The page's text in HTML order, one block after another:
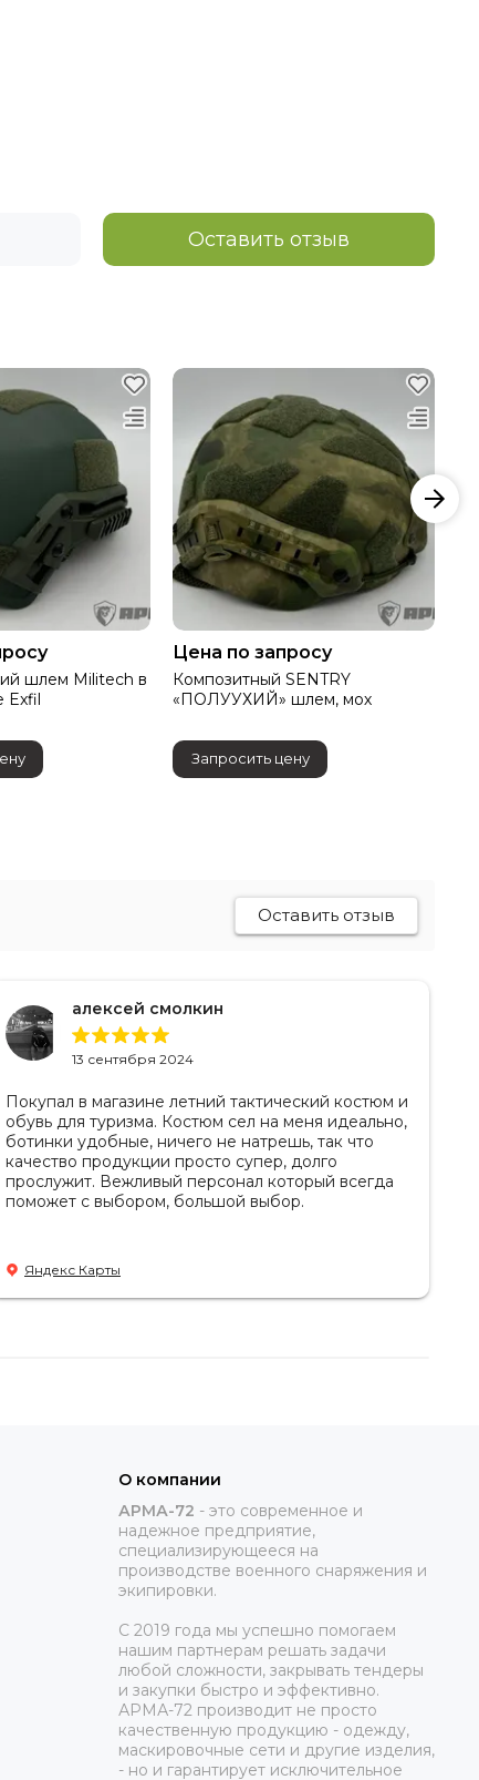
Оставить отзыв
шлем Militech в
Exfil
Цена по запросу
Композитный SENTRY
«ПОЛУУХИЙ» шлем, мох
Запросить цену
Оставить отзыв
алексей смолкин
13 сентября 2024
Покупал в магазине летний тактический костюм и
обувь для туризма. Костюм сел на меня идеально,
ботинки удобные, ничего не натрешь, так что
качество продукции просто супер, долго
прослужит. Вежливый персонал который всегда
поможет с выбором, большой выбор.
Яндекс Карты
О компании
АРМА-72 - это современное и
надежное предприятие,
специализирующееся на
производстве военного снаряжения и
экипировки.
С 2019 года мы успешно помогаем
нашим партнерам решать задачи
любой сложности, закрывать тендеры
и закупки быстро и эффективно.
АРМА-72 производит не просто
качественную продукцию - одежду,
маскировочные сети и другие изделия,
- но и гарантирует исключительное